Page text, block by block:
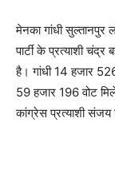
मेनका गांधी सुल्तानपुर
पार्टी के प्रत्याशी
है। गांधी 14 हजार
59 हजार 196 वोट
कांग्रेस प्रत्याशी